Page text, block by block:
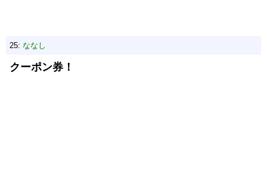
25: ななし
クーポン券！